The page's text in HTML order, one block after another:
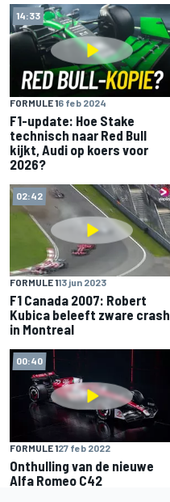
14:33
FORMULE 16 feb 2024
F1-update: Hoe Stake
technisch naar Red Bull
kijkt, Audi op koers voor
2026?
02:42
FORMULE 113 jun 2023
F1 Canada 2007: Robert
Kubica beleeft zware crash
in Montreal
00:40
FORMULE 127 feb 2022
Onthulling van de nieuwe
Alfa Romeo C42